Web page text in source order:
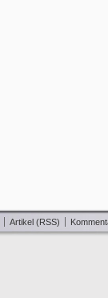
Artikel (RSS)